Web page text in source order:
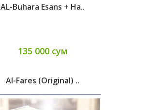
AL-Buhara Esans + Ha..
135 000 сум
Al-Fares (original) ..